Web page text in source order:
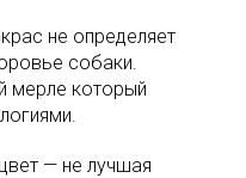
не определяет
собаки.
мерле который
— не лучшая